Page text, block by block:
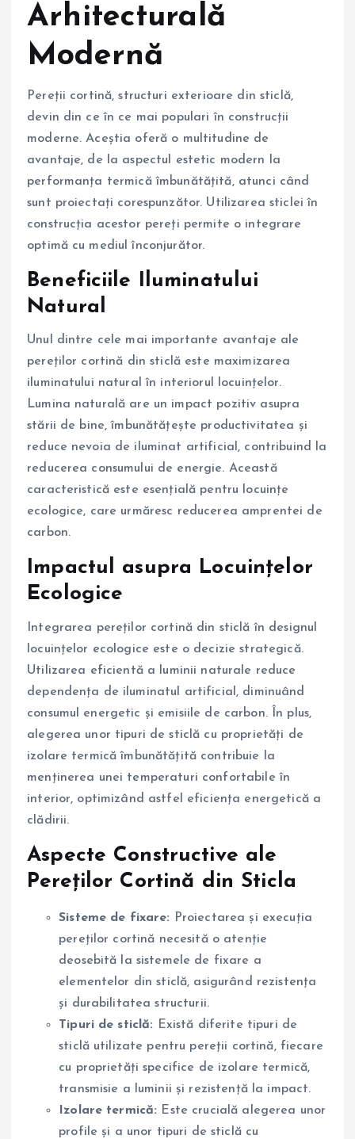
Arhitecturală
Modernă
Pereții cortină, structuri exterioare din sticlă,
devin din ce în ce mai populari în construcții
moderne. Aceștia oferă o multitudine de
avantaje, de la aspectul estetic modern la
performanța termică îmbunătățită, atunci când
sunt proiectați corespunzător. Utilizarea sticlei în
construcția acestor pereți permite o integrare
optimă cu mediul înconjurător.
Beneficiile Iluminatului
Natural
Unul dintre cele mai importante avantaje ale
pereților cortină din sticlă este maximizarea
iluminatului natural în interiorul locuințelor.
Lumina naturală are un impact pozitiv asupra
stării de bine, îmbunătățește productivitatea și
reduce nevoia de iluminat artificial, contribuind la
reducerea consumului de energie. Această
caracteristică este esențială pentru locuințe
ecologice, care urmăresc reducerea amprentei de
carbon.
Impactul asupra Locuințelor
Ecologice
Integrarea pereților cortină din sticlă în designul
locuințelor ecologice este o decizie strategică.
Utilizarea eficientă a luminii naturale reduce
dependența de iluminatul artificial, diminuând
consumul energetic și emisiile de carbon. În plus,
alegerea unor tipuri de sticlă cu proprietăți de
izolare termică îmbunătățită contribuie la
menținerea unei temperaturi confortabile în
interior, optimizând astfel eficiența energetică a
clădirii.
Aspecte Constructive ale
Pereților Cortină din Sticla
Sisteme de fixare:
Proiectarea și execuția
pereților cortină necesită o atenție
deosebită la sistemele de fixare a
elementelor din sticlă, asigurând rezistența
și durabilitatea structurii.
Tipuri de sticlă: Există diferite tipuri de
sticlă utilizate pentru pereții cortină, fiecare
cu proprietăți specifice de izolare termică,
transmisie a luminii și rezistență la impact.
Izolare termică: Este crucială alegerea unor
profile și a unor tipuri de sticlă cu